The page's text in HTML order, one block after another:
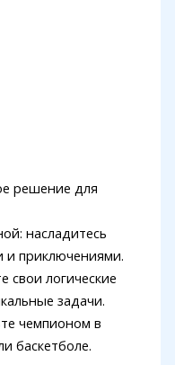
решение для
насладитесь
и приключениями.
свои логические
задачи.
чемпионом в
баскетболе.